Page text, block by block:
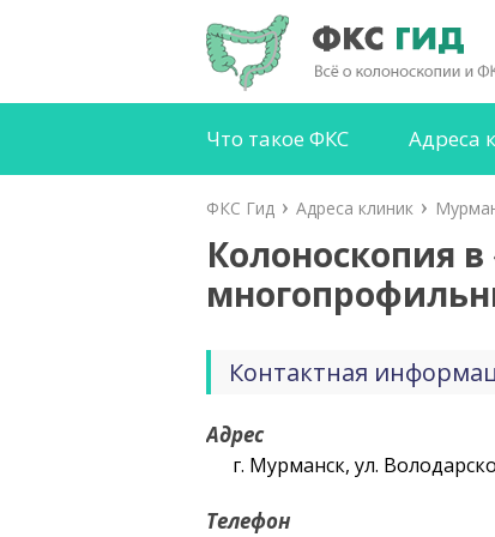
Что такое ФКС Адреса
ФКС Гид Адреса клиник
Колоноскопия
Контактная
Адрес
г. Мурманск, ул.
Телефон